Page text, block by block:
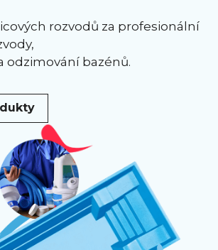
rozvodů za profesionální
odzimování bazénů.